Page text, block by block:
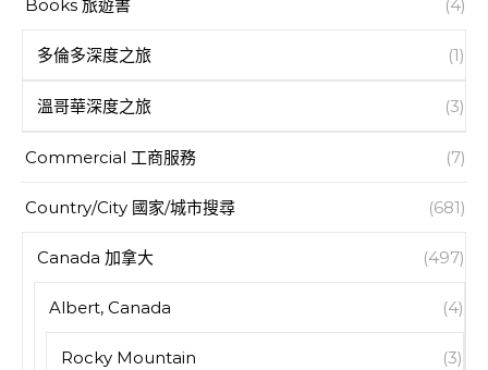
Books 旅遊書 (4)
多倫多深度之旅 (1)
溫哥華深度之旅 (3)
Commercial 工商服務 (7)
Country/City 國家/城市搜尋 (681)
Canada 加拿大 (497)
Albert, Canada (4)
Rocky Mountain (3)